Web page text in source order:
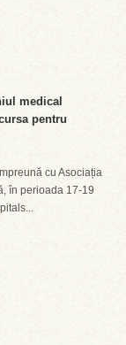
medical
pentru
cu Asociația
în perioada 17-19